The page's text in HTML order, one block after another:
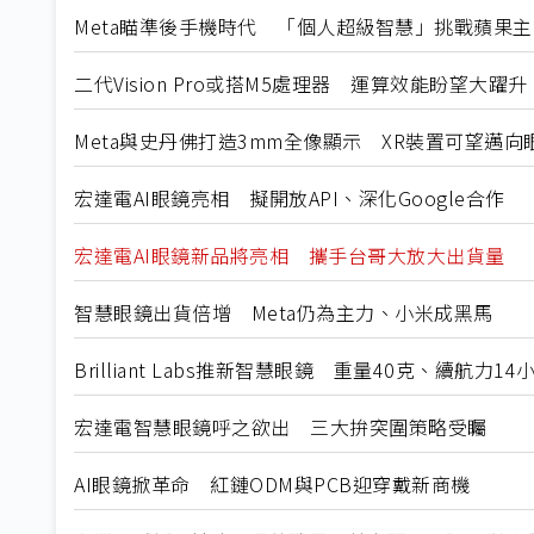
Meta瞄準後手機時代 「個人超級智慧」挑戰蘋果
二代Vision Pro或搭M5處理器 運算效能盼望大躍升
Meta與史丹佛打造3mm全像顯示 XR裝置可望邁向
宏達電AI眼鏡亮相 擬開放API、深化Google合作
宏達電AI眼鏡新品將亮相 攜手台哥大放大出貨量
智慧眼鏡出貨倍增 Meta仍為主力、小米成黑馬
Brilliant Labs推新智慧眼鏡 重量40克、續航力14
宏達電智慧眼鏡呼之欲出 三大拚突圍策略受矚
AI眼鏡掀革命 紅鏈ODM與PCB迎穿戴新商機